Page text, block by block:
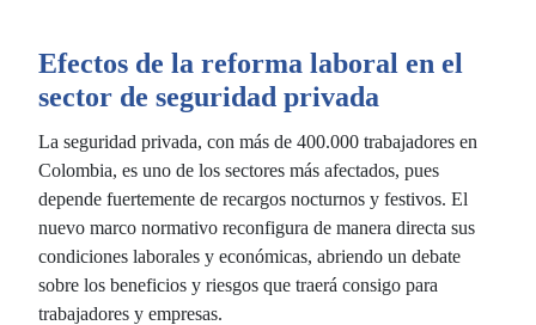
Efectos de la reforma laboral en el
sector de seguridad privada
La seguridad privada, con más de 400.000 trabajadores en
Colombia, es uno de los sectores más afectados, pues
depende fuertemente de recargos nocturnos y festivos. El
nuevo marco normativo reconfigura de manera directa sus
condiciones laborales y económicas, abriendo un debate
sobre los beneficios y riesgos que traerá consigo para
trabajadores y empresas.